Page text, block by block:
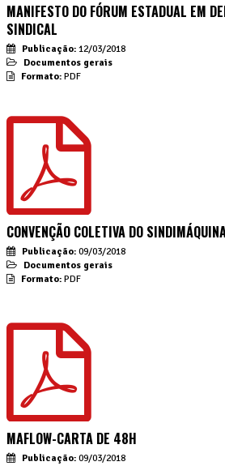
MANIFESTO DO FÓRUM ESTADUAL EM
SINDICAL
Publicação: 12/03/2018
Documentos gerais
Formato: PDF
CONVENÇÃO COLETIVA DO
Publicação: 09/03/2018
Documentos gerais
Formato: PDF
MAFLOW-CARTA DE 48H
Publicação: 09/03/2018